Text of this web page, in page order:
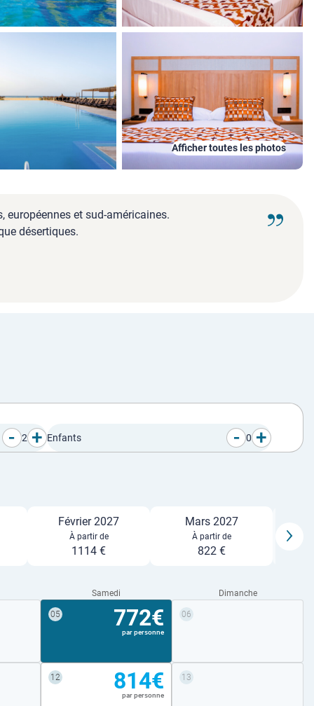
Afficher toutes les photos
européennes et sud-américaines.
désertiques.
- 2 + Enfants - 0 +
Février 2027
À partir de
1114 €
Mars 2027
À partir de
822 €
Samedi Dimanche
05 772€
par personne
06
12 814€
par personne
13